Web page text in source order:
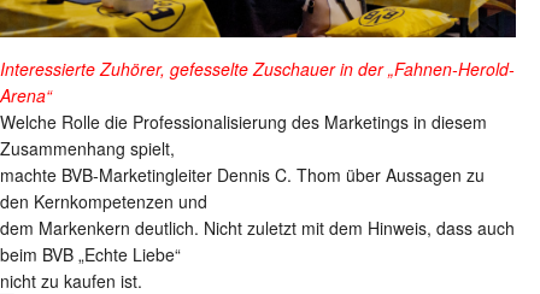
Interessierte Zuhörer, gefesselte Zuschauer in der „Fahnen-Herold-
Arena“
Welche Rolle die Professionalisierung des Marketings in diesem
Zusammenhang spielt,
machte BVB-Marketingleiter Dennis C. Thom über Aussagen zu
den Kernkompetenzen und
dem Markenkern deutlich. Nicht zuletzt mit dem Hinweis, dass auch
beim BVB „Echte Liebe“
nicht zu kaufen ist.